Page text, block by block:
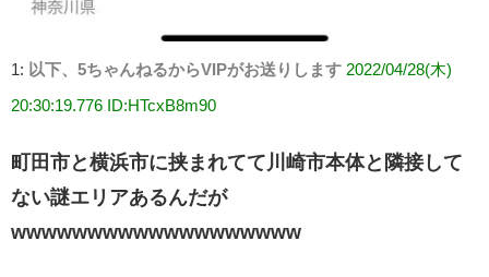
1: 以下、5ちゃんねるからVIPがお送りします 2022/04/28(木)
20:30:19.776 ID:HTcxB8m90
町田市と横浜市に挟まれてて川崎市本体と隣接して
ない謎エリアあるんだが
wwwwwwwwwwwwwwwwwww